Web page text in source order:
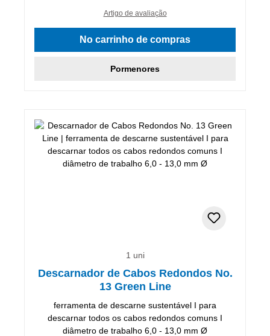
Artigo de avaliação
No carrinho de compras
Pormenores
1 uni
Descarnador de Cabos Redondos No.
13 Green Line
ferramenta de descarne sustentável I para
descarnar todos os cabos redondos comuns I
diâmetro de trabalho 6,0 - 13,0 mm Ø